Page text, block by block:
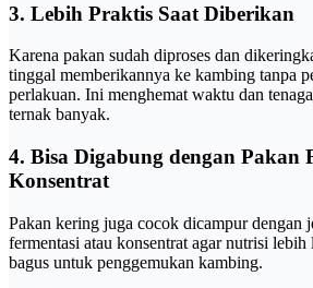
3. Lebih Praktis Saat Diberikan
Karena pakan sudah diproses dan
tinggal memberikannya ke kambing tanpa
perlakuan. Ini menghemat waktu dan
ternak banyak.
4. Bisa Digabung dengan Pakan
Konsentrat
Pakan kering juga cocok dicampur dengan
fermentasi atau konsentrat agar nutrisi
bagus untuk penggemukan kambing.